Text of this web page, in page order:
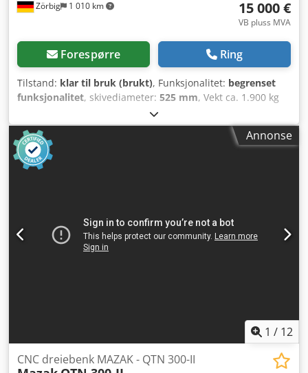
Zörbig 1 010 km 15 000 €
VB pluss MVA
Forespørre Ring
Tilstand: klar til bruk (brukt), Funksjonalitet: begrenset
funksjonalitet, skivediameter: 525 mm, Vekt ca. 1.900 kg
Mål (LxBxH) ca. 1.800x1.500x2.200 mm
Arbeidsplateskivediameter 525 mm Maksimal
skiveringbredde 175 mm Maksimal arbeidsstykke-
dimensjon 170 mm Arbeidsplateskivehastighet
45/70/90/140 o/min Hoveddriftseffekt 4,0 kW Tilkobling
Annonse
1 / 12
CNC dreiebenk MAZAK - QTN 300-II